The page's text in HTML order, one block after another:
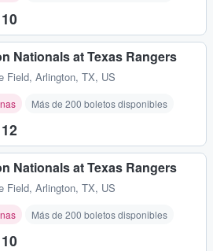
Nationals at Texas Rangers
Field, Arlington, TX, US
Más de 200 boletos disponibles
Nationals at Texas Rangers
Field, Arlington, TX, US
Más de 200 boletos disponibles